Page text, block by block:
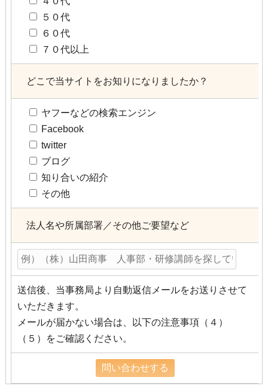
５０代
６０代
７０代以上
どこで当サイトをお知りになりましたか？
ヤフーなどの検索エンジン
Facebook
twitter
ブログ
知り合いの紹介
その他
法人名や所属部署／その他ご要望など
送信後、当事務局より自動返信メールをお送りさせて
いただきます。
メールが届かない場合は、以下の注意事項（４）
（５）をご確認ください。